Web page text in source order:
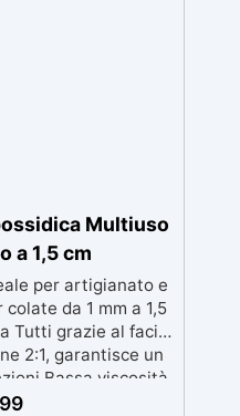
Multiuso
a 1,5 cm
per artigianato e
da 1 mm a 1,5
Tutti grazie al facile
2:1, garantisce un
Bassa viscosità
compatibile con